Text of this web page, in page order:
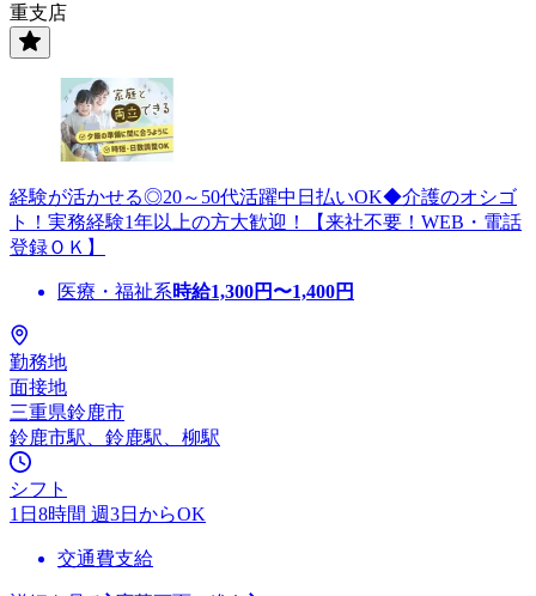
重支店
経験が活かせる◎20～50代活躍中日払いOK◆介護のオシゴ
ト！実務経験1年以上の方大歓迎！【来社不要！WEB・電話
登録ＯＫ】
医療・福祉系時給1,300円〜1,400円
勤務地
面接地
三重県鈴鹿市
鈴鹿市駅、鈴鹿駅、柳駅
シフト
1日8時間 週3日からOK
交通費支給